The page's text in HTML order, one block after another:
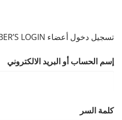
تسجيل دخول أعضاء MEMBER’S LOGIN
إسم الحساب أو البريد الالكتروني
كلمة السر